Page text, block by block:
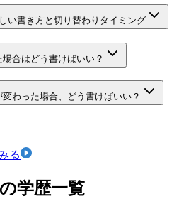
い書き方と切り替わりタイミング
合はどう書けばいい？
わった場合、どう書けばいい？
る
学歴一覧